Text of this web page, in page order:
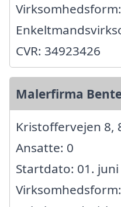
Virksomhedsform:
CVR: 34923426
Malerfirma
Kristoffervejen 8,
Ansatte: 0
Startdato: 01. juni
Virksomhedsform: